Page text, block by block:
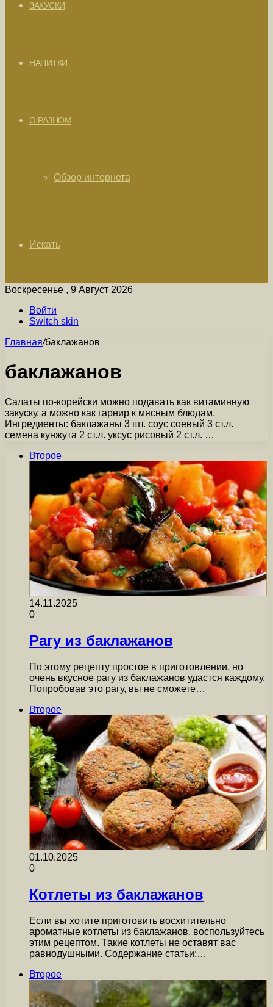
ЗАКУСКИ
НАПИТКИ
О РАЗНОМ
Обзор интернета
Искать
Воскресенье , 9 Август 2026
Войти
Switch skin
Главная/баклажанов
баклажанов
Салаты по-корейски можно подавать как витаминную
закуску, а можно как гарнир к мясным блюдам.
Ингредиенты: баклажаны 3 шт. соус соевый 3 ст.л.
семена кунжута 2 ст.л. уксус рисовый 2 ст.л. …
Второе
14.11.2025
0
Рагу из баклажанов
По этому рецепту простое в приготовлении, но
очень вкусное рагу из баклажанов удастся каждому.
Попробовав это рагу, вы не сможете…
Второе
01.10.2025
0
Котлеты из баклажанов
Если вы хотите приготовить восхитительно
ароматные котлеты из баклажанов, воспользуйтесь
этим рецептом. Такие котлеты не оставят вас
равнодушными. Содержание статьи:…
Второе